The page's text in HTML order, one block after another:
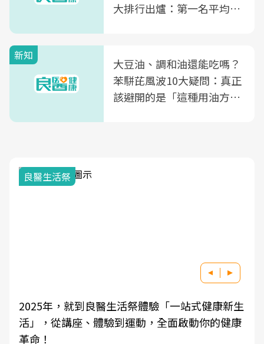
大排行出爐：第一名平均一
新知
大豆油、調和油還能吃嗎？
苯駢芘風波10大疑問：真正
該避開的是「這種用油方
良醫生活祭
2025年，就到良醫生活祭體驗「一站式健康新生
活」，從講座、體驗到運動，全面啟動你的健康
革命！